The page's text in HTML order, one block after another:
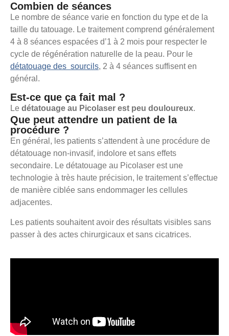
Combien de séances
Le nombre de séance varie en fonction du type et de la
taille du tatouage. Le traitement comprend généralement
4 à 8 séances espacées d’1 à 2 mois pour respecter le
cycle de régénération naturelle de la peau. Pour le
détatouage des sourcils, 2 à 4 séances suffisent en
général.
Est-ce que ça fait mal ?
Le détatouage au Picolaser est peu douloureux.
Que peut attendre un patient de la
procédure ?
En général, les patients s’attendent à une procédure de
détatouage non-invasif, indolore et sans effets
secondaire. Le détatouage au Picolaser est une
technologie à très haute précision, le traitement s’effectue
de manière ciblée sans endommager les cellules
adjacentes.
Les patients souhaitent avoir des résultats visibles sans
passer à des actes chirurgicaux et sans cicatrices.